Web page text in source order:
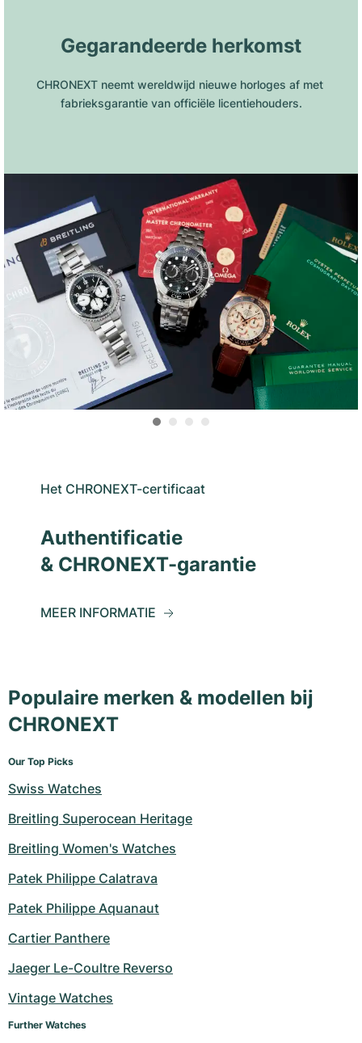
Gegarandeerde herkomst
CHRONEXT neemt wereldwijd nieuwe horloges af met
fabrieksgarantie van officiële licentiehouders.
Het CHRONEXT-certificaat
Authentificatie
& CHRONEXT-garantie
MEER INFORMATIE
Populaire merken & modellen bij
CHRONEXT
Our Top Picks
Swiss Watches
Breitling Superocean Heritage
Breitling Women's Watches
Patek Philippe Calatrava
Patek Philippe Aquanaut
Cartier Panthere
Jaeger Le-Coultre Reverso
Vintage Watches
Further Watches